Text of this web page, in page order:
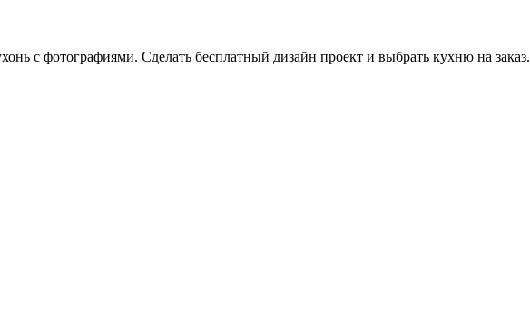
с фотографиями. Сделать бесплатный дизайн проект и выбрать кухню на заказ.